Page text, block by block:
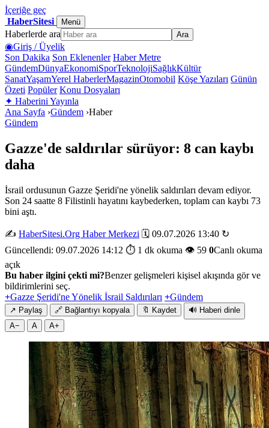
İçeriğe geç
HaberSitesi
Menü
Haberlerde ara Ara
◉Giriş / Üyelik
Son Dakika Son Eklenenler Haber Metre
GündemDünyaEkonomiSporTeknolojiSağlıkKültür
SanatYaşamYerel HaberlerMagazinOtomobil Köşe Yazıları Günün
Özeti Popüler Konu Dosyaları
✦ Haberini Yayınla
Ana Sayfa ›Gündem ›Haber
Gündem
Gazze'de saldırılar sürüyor: 8 can kaybı
daha
İsrail ordusunun Gazze Şeridi'ne yönelik saldırıları devam ediyor.
Son 24 saatte 8 Filistinli hayatını kaybederken, toplam can kaybı 73
bini aştı.
✍️ HaberSitesi.Org Haber Merkezi 🗓️ 09.07.2026 13:40 ↻
Güncellendi: 09.07.2026 14:12 ⏱️ 1 dk okuma 👁️ 59 0Canlı okuma
açık
Bu haber ilgini çekti mi?Benzer gelişmeleri kişisel akışında gör ve
bildirimlerini seç.
+Gazze Şeridi'ne Yönelik İsrail Saldırıları +Gündem
↗ Paylaş 🔗 Bağlantıyı kopyala 🔖 Kaydet 🔊 Haberi dinle
A−
A A+